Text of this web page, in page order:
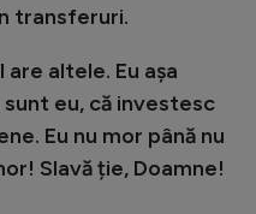
transferuri.
altele. Eu așa
sunt eu, că investesc
Eu nu mor până nu
Slavă ție, Doamne!